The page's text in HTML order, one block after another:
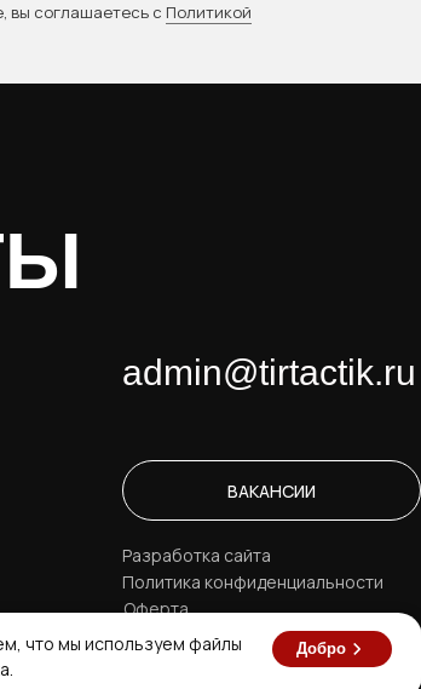
что мы используем файлы
Добро
вы соглашаетесь с Политикой
admin@tirtactik.ru
Политика конфиденциальности
Оферта
Разработка сайта
ВАКАНСИИ